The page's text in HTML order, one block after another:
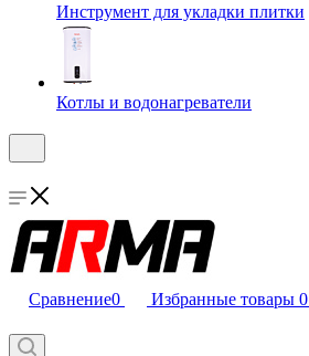
Инструмент для укладки плитки
Котлы и водонагреватели
Сравнение0 Избранные товары 0